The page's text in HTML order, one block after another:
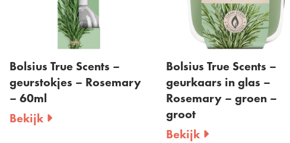
Bolsius True Scents –
geurkaars in glas –
Rosemary – groen –
groot
Bolsius - waxmelts -
Granaatappel -
per 6 stuks
Bekijk